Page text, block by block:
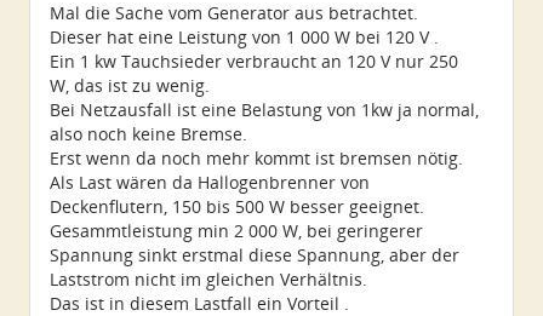
Mal die Sache vom Generator aus betrachtet.
Dieser hat eine Leistung von 1 000 W bei 120 V .
Ein 1 kw Tauchsieder verbraucht an 120 V nur 250
W, das ist zu wenig.
Bei Netzausfall ist eine Belastung von 1kw ja normal,
also noch keine Bremse.
Erst wenn da noch mehr kommt ist bremsen nötig.
Als Last wären da Hallogenbrenner von
Deckenflutern, 150 bis 500 W besser geeignet.
Gesammtleistung min 2 000 W, bei geringerer
Spannung sinkt erstmal diese Spannung, aber der
Laststrom nicht im gleichen Verhältnis.
Das ist in diesem Lastfall ein Vorteil .